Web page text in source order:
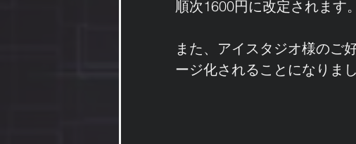
順次1600円に改定されます
また、アイスタジオ様のご
ージ化されることになりま